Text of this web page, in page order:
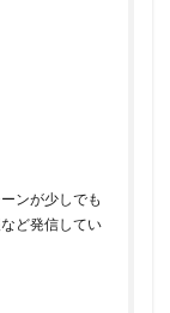
ンが少しでも
ど発信してい